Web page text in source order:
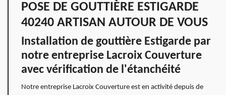
POSE DE GOUTTIÈRE ESTIGARDE
40240 ARTISAN AUTOUR DE VOUS
Installation de gouttière Estigarde par
notre entreprise Lacroix Couverture
avec vérification de l'étanchéité
Notre entreprise Lacroix Couverture est en activité depuis de